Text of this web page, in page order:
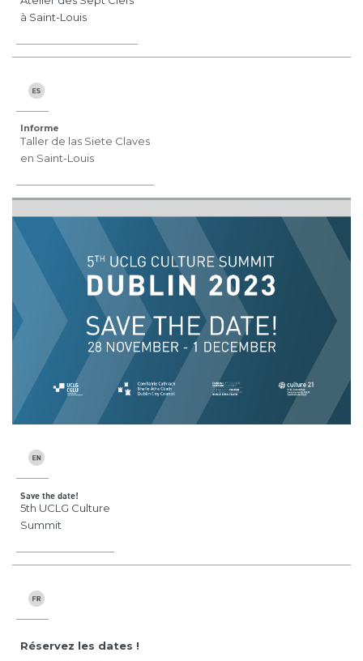
à Saint-Louis
Informe
Taller de las Siete Claves
en Saint-Louis
Save the date!
5th UCLG Culture
Summit
Réservez les dates !